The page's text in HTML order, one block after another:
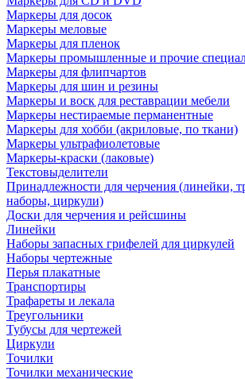
Маркеры для досок
Маркеры меловые
Маркеры для пленок
Маркеры промышленные и прочие
Маркеры для флипчартов
Маркеры для шин и резины
Маркеры и воск для реставрации мебели
Маркеры нестираемые перманентные
Маркеры для хобби (акриловые, по ткани)
Маркеры ультрафиолетовые
Маркеры-краски (лаковые)
Текстовыделители
Принадлежности для черчения (линейки,
наборы, циркули)
Доски для черчения и рейсшины
Линейки
Наборы запасных грифелей для циркулей
Наборы чертежные
Перья плакатные
Транспортиры
Трафареты и лекала
Треугольники
Тубусы для чертежей
Циркули
Точилки
Точилки механические